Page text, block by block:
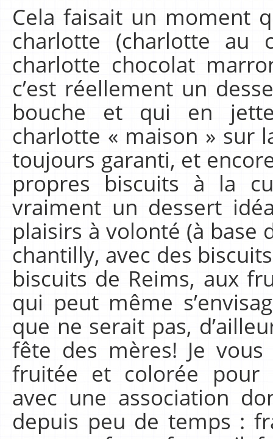
Cela faisait un moment
charlotte (charlotte au
charlotte chocolat
c’est réellement un
bouche et qui en
charlotte « maison » sur
toujours garanti, et
propres biscuits à la
vraiment un dessert
plaisirs à volonté (à base
chantilly, avec des
biscuits de Reims, aux
qui peut même
que ne serait pas,
fête des mères! Je
fruitée et colorée pour
avec une association
depuis peu de temps :